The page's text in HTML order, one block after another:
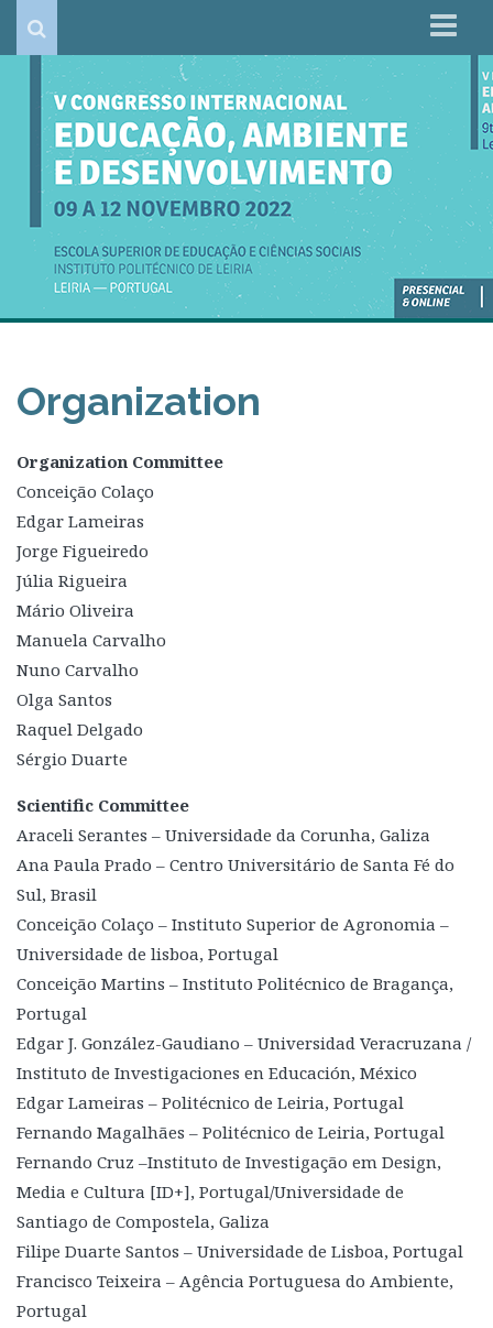
About V CIEAD
Organization
General Program
Key Dates
Call for papers
Registration
Contacts
Organization
Organization Committee
Conceição Colaço
Edgar Lameiras
Jorge Figueiredo
Júlia Rigueira
Mário Oliveira
Manuela Carvalho
Nuno Carvalho
Olga Santos
Raquel Delgado
Sérgio Duarte
Scientific Committee
Araceli Serantes – Universidade da Corunha, Galiza
Ana Paula Prado – Centro Universitário de Santa Fé do
Sul, Brasil
Conceição Colaço – Instituto Superior de Agronomia –
Universidade de lisboa, Portugal
Conceição Martins – Instituto Politécnico de Bragança,
Portugal
Edgar J. González-Gaudiano – Universidad Veracruzana /
Instituto de Investigaciones en Educación, México
Edgar Lameiras – Politécnico de Leiria, Portugal
Fernando Magalhães – Politécnico de Leiria, Portugal
Fernando Cruz –Instituto de Investigação em Design,
Media e Cultura [ID+], Portugal/Universidade de
Santiago de Compostela, Galiza
Filipe Duarte Santos – Universidade de Lisboa, Portugal
Francisco Teixeira – Agência Portuguesa do Ambiente,
Portugal